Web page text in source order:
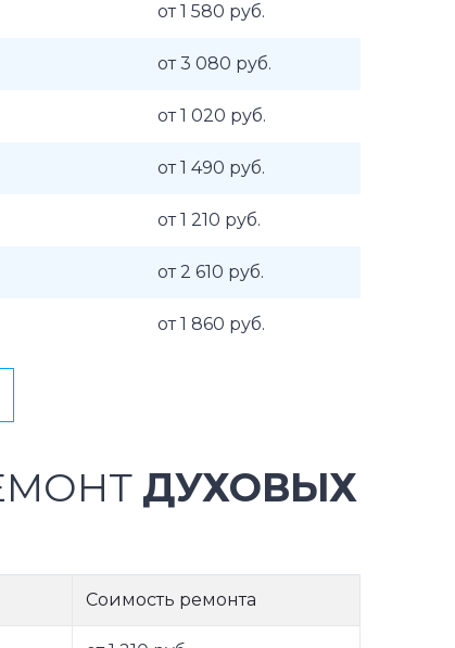
от 1 580 руб.
от 3 080 руб.
от 1 020 руб.
от 1 490 руб.
от 1 210 руб.
от 2 610 руб.
от 1 860 руб.
ДУХОВЫХ
Соимость ремонта